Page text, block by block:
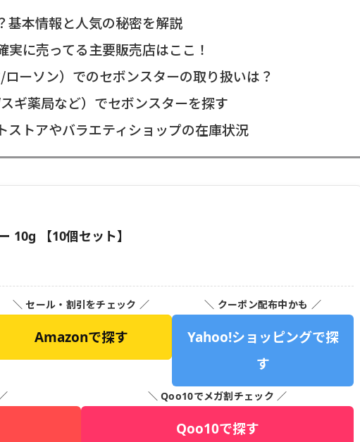
基本情報と人気の秘密を解説
実に売ってる主要販売店はここ！
ーソン）でのセボンスターの取り扱いは？
ギ薬局など）でセボンスターを探す
ストアやバラエティショップの在庫状況
10g 【10個セット】
＼ セール・割引をチェック ／
Amazonで探す
＼ クーポン配布中かも ／
Yahoo!ショッピングで探
す
＼ Qoo10でメガ割チェック ／
Qoo10で探す